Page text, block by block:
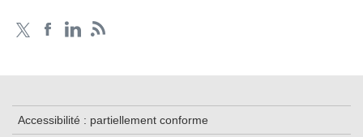
Accessibilité : partiellement conforme